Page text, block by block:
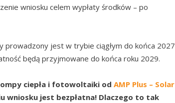
wniosku celem wypłaty środków – po
jest w trybie ciągłym do końca 2027
będą przyjmowane do końca roku 2029.
ciepła i fotowoltaiki odAMP Plus – Solar
wniosku jest bezpłatna! Dlaczego to tak